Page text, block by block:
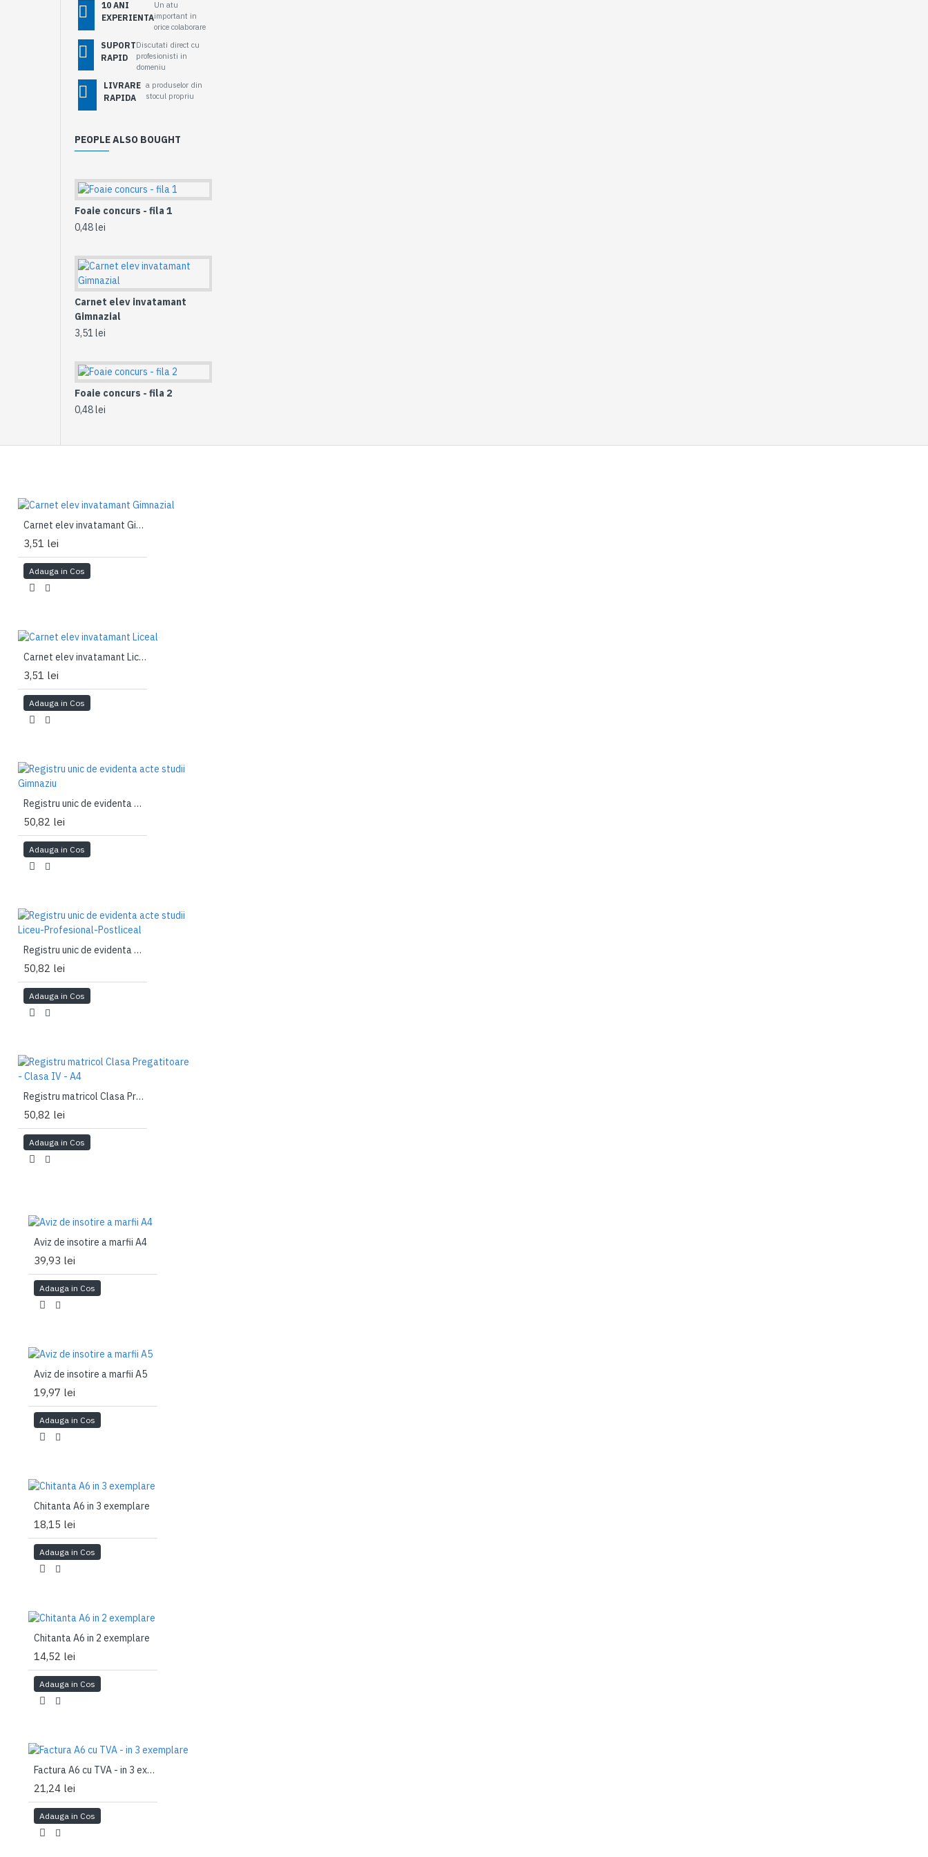
10 ANI
EXPERIENTA
Un atu
important in
orice colaborare
SUPORT
RAPID
Discutati direct cu
profesionisti in
domeniu
LIVRARE
RAPIDA
a produselor din
stocul propriu
PEOPLE ALSO BOUGHT
Foaie concurs - fila 1
0,48 lei
Carnet elev invatamant
Gimnazial
3,51 lei
Foaie concurs - fila 2
0,48 lei
Carnet elev invatamant Gimnazial
3,51 lei
Adauga in Cos
Carnet elev invatamant Liceal
3,51 lei
Adauga in Cos
Registru unic de evidenta acte studii Gimnaziu
50,82 lei
Adauga in Cos
Registru unic de evidenta acte studii Liceu-Profesional-Postliceal
50,82 lei
Adauga in Cos
Registru matricol Clasa Pregatitoare - Clasa IV - A4
50,82 lei
Adauga in Cos
Aviz de insotire a marfii A4
39,93 lei
Adauga in Cos
Aviz de insotire a marfii A5
19,97 lei
Adauga in Cos
Chitanta A6 in 3 exemplare
18,15 lei
Adauga in Cos
Chitanta A6 in 2 exemplare
14,52 lei
Adauga in Cos
Factura A6 cu TVA - in 3 exemplare
21,24 lei
Adauga in Cos